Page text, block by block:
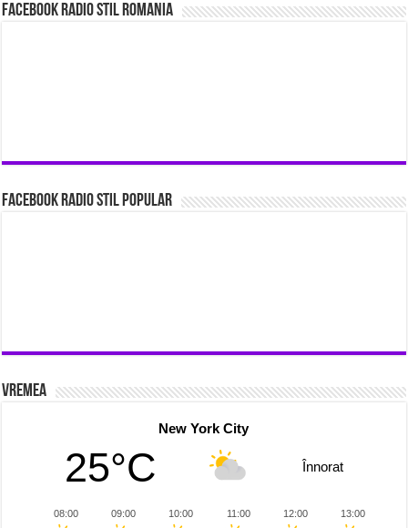
Facebook Radio Stil Romania
Facebook Radio Stil Popular
Vremea
New York City
25°C Înnorat
08:00 09:00 10:00 11:00 12:00 13:00